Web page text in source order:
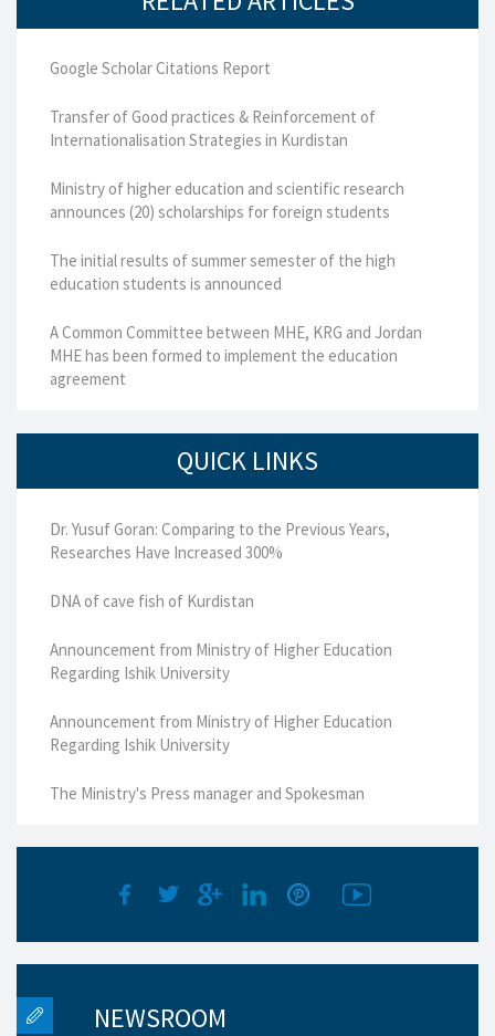
Google Scholar Citations Report
Transfer of Good practices & Reinforcement of
Internationalisation Strategies in Kurdistan
Ministry of higher education and scientific research
announces (20) scholarships for foreign students
The initial results of summer semester of the high
education students is announced
A Common Committee between MHE, KRG and Jordan
MHE has been formed to implement the education
agreement
QUICK LINKS
Dr. Yusuf Goran: Comparing to the Previous Years,
Researches Have Increased 300%
DNA of cave fish of Kurdistan
Announcement from Ministry of Higher Education
Regarding Ishik University
Announcement from Ministry of Higher Education
Regarding Ishik University
The Ministry's Press manager and Spokesman
NEWSROOM